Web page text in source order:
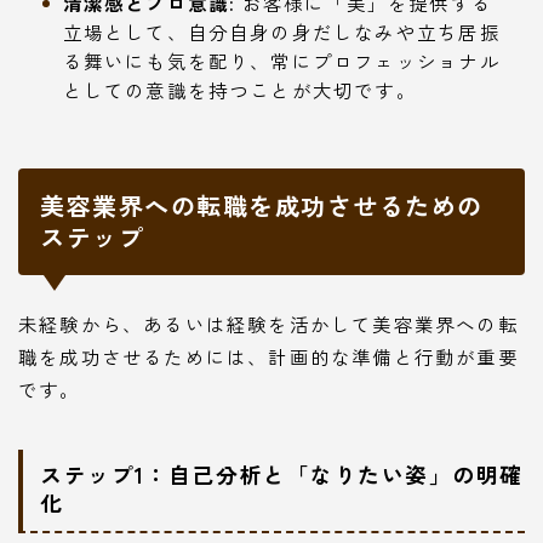
立場として、自分自身の身だしなみや立ち居振
る舞いにも気を配り、常にプロフェッショナル
としての意識を持つことが大切です。
美容業界への転職を成功させるための
ステップ
未経験から、あるいは経験を活かして美容業界への転
職を成功させるためには、計画的な準備と行動が重要
です。
ステップ1：自己分析と「なりたい姿」の明確
化